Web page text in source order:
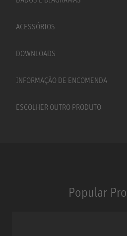
ACESSÓRIOS
DOWNLOADS
INFORMAÇÃO DE ENCOMENDA
ESCOLHER OUTRO PRODUTO
Popular